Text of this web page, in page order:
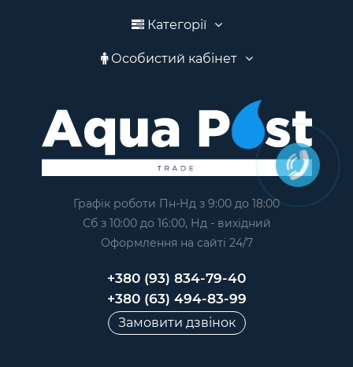
Категорії
Особистий кабінет
Графік роботи Пн-Нд з 9:00 до 18:00
Сб з 10:00 до 16:00, Нд - вихідний
Оформлення на сайтi 24/7
+380 (93) 834-79-40
+380 (63) 494-83-99
Замовити дзвінок